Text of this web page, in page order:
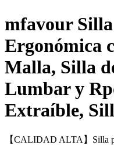
mfavour
Ergonómica
Malla, Silla
Lumbar y
Extraíble,
【CALIDAD ALTA】Silla